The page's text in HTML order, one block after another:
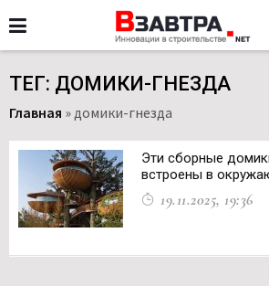
ТЕГ: ДОМИКИ-ГНЕЗДА
Главная »домики-гнезда
Эти сборные
встроены в
19.11.2025, 19:36